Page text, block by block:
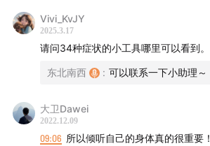
☎️联系我们
听说小助手（微信）：Tingshuo_gnq
小红书📕： 万象更新Women's Health
Sijia小红书📕：SijiaLW
Vivi_KvJY
2025.3.17
请问34种症状的小工具哪里可以看到。
东北南西 : 可以联系一下小助理～
大卫Dawei
2022.12.09
09:06 所以倾听自己的身体真的很重要！